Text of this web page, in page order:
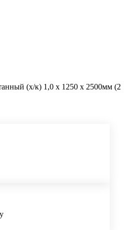
(х/к) 1,0 х 1250 х 2500мм (2